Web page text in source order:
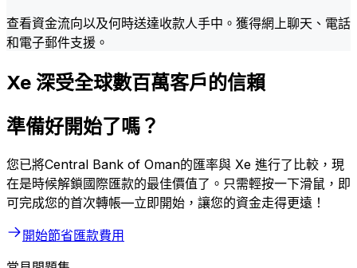
查看資金流向以及何時送達收款人手中。獲得網上聊天、電話
和電子郵件支援。
Xe 深受全球數百萬客戶的信賴
準備好開始了嗎？
您已將Central Bank of Oman的匯率與 Xe 進行了比較，現
在是時候解鎖國際匯款的最佳價值了。只需輕按一下滑鼠，即
可完成您的首次轉帳—立即開始，讓您的資金走得更遠！
開始節省匯款費用